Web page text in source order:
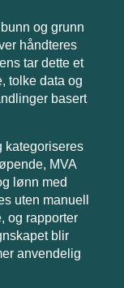
og grunn
håndteres
tar dette et
tolke data og
basert
kategoriseres
MVA
lønn med
uten manuell
og rapporter
blir
anvendelig